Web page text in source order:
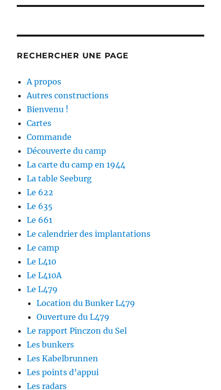
RECHERCHER UNE PAGE
A propos
Autres constructions
Bienvenu !
Cartes
Commande
Découverte du camp
La carte du camp en 1944
La table Seeburg
Le 622
Le 635
Le 661
Le calendrier des implantations
Le camp
Le L410
Le L410A
Le L479
Location du Bunker L479
Ouverture du L479
Le rapport Pinczon du Sel
Les bunkers
Les Kabelbrunnen
Les points d’appui
Les radars